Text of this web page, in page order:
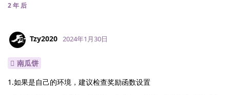
2 年 后
Tzy2020 2024年1月30日
南瓜饼
1.如果是自己的环境，建议检查奖励函数设置